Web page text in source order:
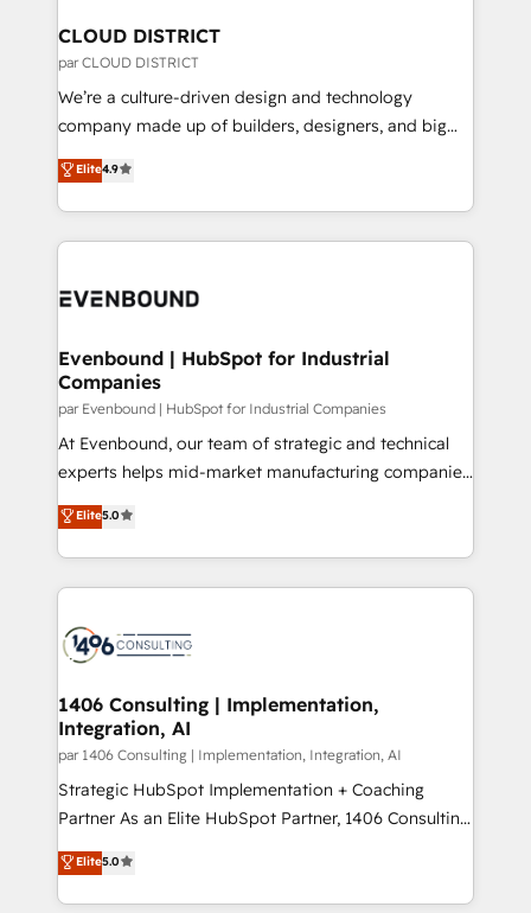
を、CRMを軸とした全社共通基盤に再構築します。意
思決定者・PMO・現場担当者に並走します。 1️⃣
HubSpot導入・活用支援 顧客データの一元化から、
GTMの見える化・自動化まで。全Hub統合運用、デー
2️⃣ AIエージェント組織構築 営業・マーケティング業務
の一部をAIが自律実行する組織への移行を設計・実装。
DX × AI推進のPMO伴走支援 複数部門をまたぐDX×AI変
の統合・浸透・変革管理を実行します。 ▸ CMS戦略設
計・構築：リード獲得・CVR・SEOを前提にした情報設
提供。 ▸ 既存CRM・MAからの移行支援：Salesforce・
Marketo・Pardot等からの移行、カスタム設計、履歴
データ移行と活用設計まで。 ▸ AEO対応：ChatGPT・
か？ ✓ HubSpot Eliteパートナー認定 ✓ HubSpotアワ
ード受賞・HUGリーダー ✓ ISO27001:2022 /
ISO9001:2015 取得 ✓ 400社以上の導入実績 ✓
状整理の壁打ちなど、構想段階からお気軽にお問い合わ
せください。
CLOUD DISTRICT
par CLOUD DISTRICT
We’re a culture-driven design and technology
company made up of builders, designers, and big
thinkers. We blend strategy, design, and
development—always fueled by curiosity—to turn
ideas, opportunities, and challenges into meaningful
experiences. To us, technology is more than just
and—most importantly—simple. That’s why we lean
products and strategies that actually make a
difference.
Elite4.9
Evenbound | HubSpot for Industrial
Companies
par Evenbound | HubSpot for Industrial Companies
At Evenbound, our team of strategic and technical
experts helps mid-market manufacturing companies
achieve real growth. We specialize in delivering
tailored solutions that drive results by leveraging
HubSpot’s platform and data to fuel success.
Technical Solutions: - HubSpot Technical Consulting -
Onboarding - Data Migration & Integrations -
Technical Audit & Optimization Strategic Solutions: -
Revenue Operations - Inbound Marketing -
Outbound Marketing - HubSpot CMS Website
Design & Development We empower our clients to
reach their full potential by providing transparent,
relationship-driven support. With over 300 HubSpot
technical know-how and strategic guidance you
need to succeed.
Elite5.0
1406 Consulting | Implementation,
Integration, AI
par 1406 Consulting | Implementation, Integration, AI
Strategic HubSpot Implementation + Coaching
Partner As an Elite HubSpot Partner, 1406 Consulting
helps mid-market revenue teams transform how
they sell, market, and serve. We don't just build your
HubSpot—we teach your team to own it, then stay
Elite5.0